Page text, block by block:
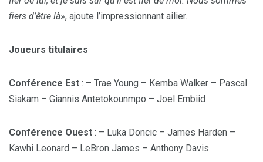
fiers d’être là», ajoute l’impressionnant ailier.
Joueurs titulaires
Conférence Est : – Trae Young – Kemba Walker – Pascal
Siakam – Giannis Antetokounmpo – Joel Embiid
Conférence Ouest : – Luka Doncic – James Harden –
Kawhi Leonard – LeBron James – Anthony Davis